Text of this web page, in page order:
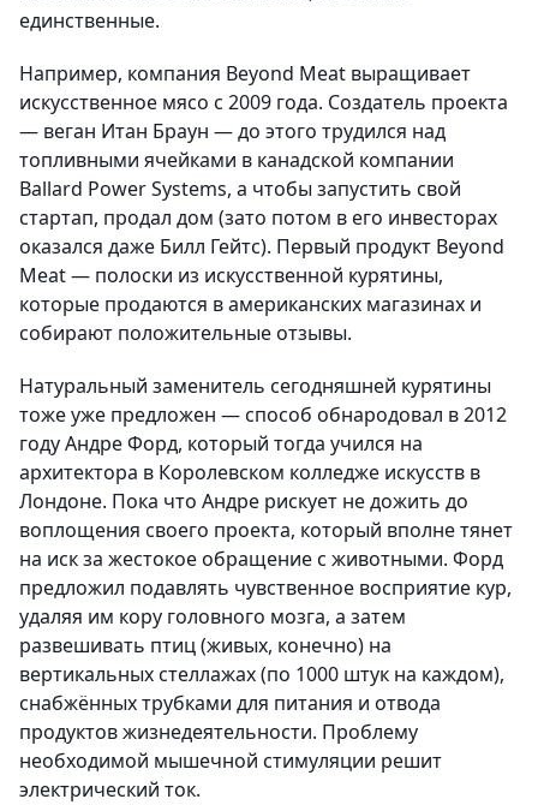
единственные.
Например, компания Beyond Meat выращивает
искусственное мясо с 2009 года. Создатель проекта
— веган Итан Браун — до этого трудился над
топливными ячейками в канадской компании
Ballard Power Systems, а чтобы запустить свой
стартап, продал дом (зато потом в его инвесторах
оказался даже Билл Гейтс). Первый продукт Beyond
Meat — полоски из искусственной курятины,
которые продаются в американских магазинах и
собирают положительные отзывы.
Натуральный заменитель сегодняшней курятины
тоже уже предложен — способ обнародовал в 2012
году Андре Форд, который тогда учился на
архитектора в Королевском колледже искусств в
Лондоне. Пока что Андре рискует не дожить до
воплощения своего проекта, который вполне тянет
на иск за жестокое обращение с животными. Форд
предложил подавлять чувственное восприятие кур,
удаляя им кору головного мозга, а затем
развешивать птиц (живых, конечно) на
вертикальных стеллажах (по 1000 штук на каждом),
снабжённых трубками для питания и отвода
продуктов жизнедеятельности. Проблему
необходимой мышечной стимуляции решит
электрический ток.